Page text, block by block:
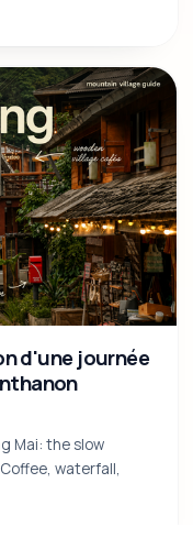
Mai : le
(2026)
truth has nuance.
to go, when to